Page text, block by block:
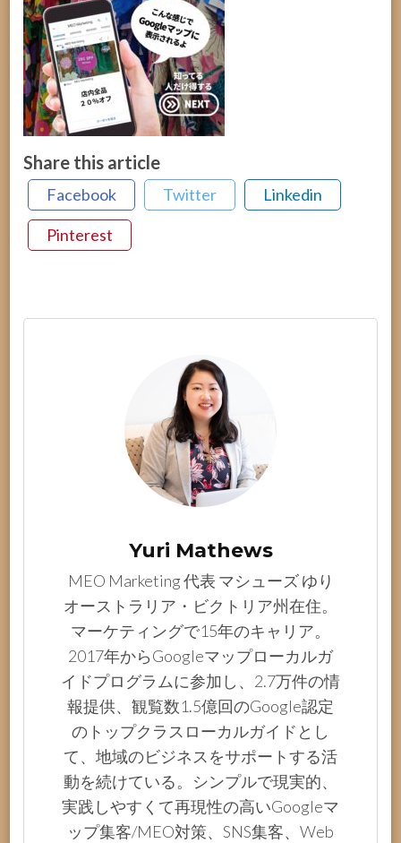
Share this article
Facebook Twitter Linkedin
Pinterest
Yuri Mathews
MEO Marketing 代表 マシューズ ゆり
オーストラリア・ビクトリア州在住。
マーケティングで15年のキャリア。
2017年からGoogleマップローカルガ
イドプログラムに参加し、2.7万件の情
報提供、観覧数1.5億回のGoogle認定
のトップクラスローカルガイドとし
て、地域のビジネスをサポートする活
動を続けている。シンプルで現実的、
実践しやすくて再現性の高いGoogleマ
ップ集客/MEO対策、SNS集客、Web